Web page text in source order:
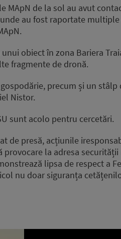
MApN de la sol au avut
au fost raportate multiple
obiect în zona Bariera
fragmente de dronă.
precum și un stâlp
Nistor.
sunt acolo pentru cercetări.
de presă, acțiunile
provocare la adresa
lipsa de respect a
nu doar siguranța